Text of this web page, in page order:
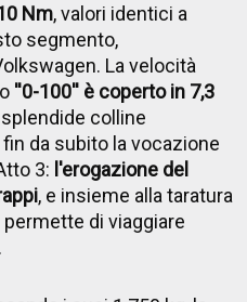
Nm, valori identici a
segmento,
La velocità
''0-100'' è coperto in 7,3
colline
da subito la vocazione
3: l'erogazione del
, e insieme alla taratura
di viaggiare